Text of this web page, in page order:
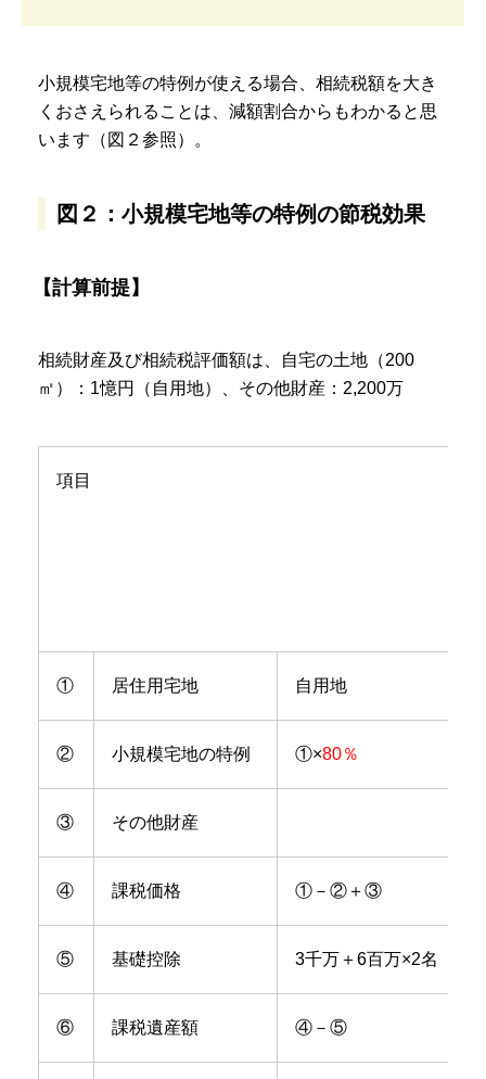
小規模宅地等の特例が使える場合、相続税額を大き
くおさえられることは、減額割合からもわかると思
います（図２参照）。
図２：小規模宅地等の特例の節税効果
【計算前提】
相続財産及び相続税評価額は、自宅の土地（200
㎡）：1憶円（自用地）、その他財産：2,200万
項目
① 居住用宅地 自用地
② 小規模宅地の特例 ①×80％
③ その他財産
④ 課税価格 ①－②＋③
⑤ 基礎控除 3千万＋6百万×2名
⑥ 課税遺産額 ④－⑤